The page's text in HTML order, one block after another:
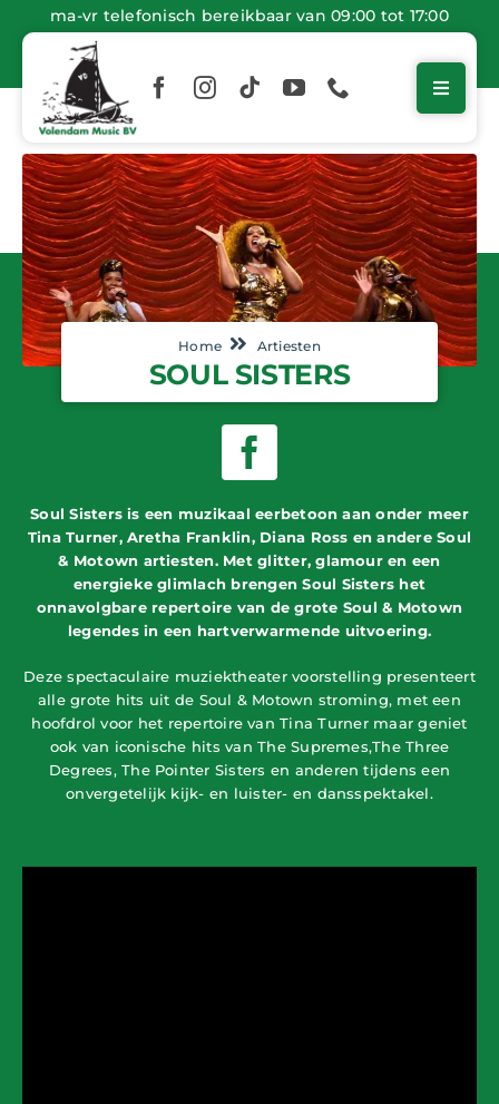
naar
ma-vr telefonisch bereikbaar van 09:00 tot 17:00
Home Artiesten
SOUL SISTERS
Soul Sisters is een muzikaal eerbetoon aan onder meer
Tina Turner, Aretha Franklin, Diana Ross en andere Soul
& Motown artiesten. Met glitter, glamour en een
energieke glimlach brengen Soul Sisters het
onnavolgbare repertoire van de grote Soul & Motown
legendes in een hartverwarmende uitvoering.
Deze spectaculaire muziektheater voorstelling presenteert
alle grote hits uit de Soul & Motown stroming, met een
hoofdrol voor het repertoire van Tina Turner maar geniet
ook van iconische hits van The Supremes,The Three
Degrees, The Pointer Sisters en anderen tijdens een
onvergetelijk kijk- en luister- en dansspektakel.